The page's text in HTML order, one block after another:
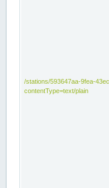
/stations/593647aa-9fea-
contentType=text/plain